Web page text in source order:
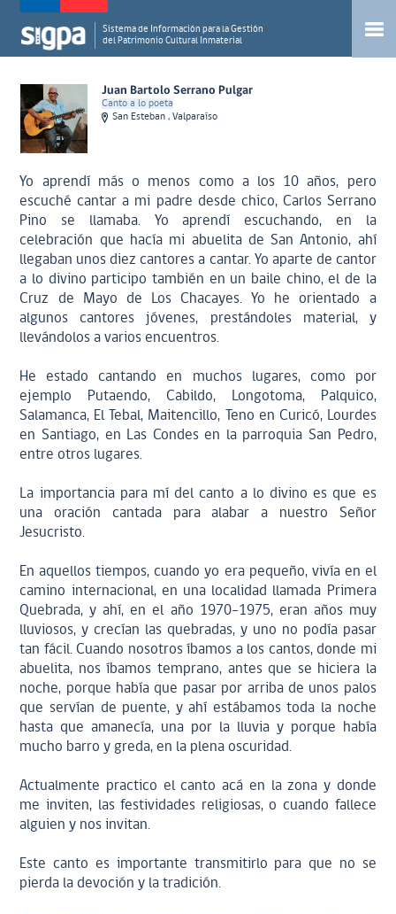
Sistema de Información para la Gestión
del Patrimonio Cultural Inmaterial
Juan Bartolo Serrano Pulgar
Canto a lo poeta
San Esteban , Valparaíso
Yo aprendí más o menos como a los 10 años, pero
escuché cantar a mi padre desde chico, Carlos Serrano
Pino se llamaba. Yo aprendí escuchando, en la
celebración que hacía mi abuelita de San Antonio, ahí
llegaban unos diez cantores a cantar. Yo aparte de cantor
a lo divino participo también en un baile chino, el de la
Cruz de Mayo de Los Chacayes. Yo he orientado a
algunos cantores jóvenes, prestándoles material, y
llevándolos a varios encuentros.
He estado cantando en muchos lugares, como por
ejemplo Putaendo, Cabildo, Longotoma, Palquico,
Salamanca, El Tebal, Maitencillo, Teno en Curicó, Lourdes
en Santiago, en Las Condes en la parroquia San Pedro,
entre otros lugares.
La importancia para mí del canto a lo divino es que es
una oración cantada para alabar a nuestro Señor
Jesucristo.
En aquellos tiempos, cuando yo era pequeño, vivía en el
camino internacional, en una localidad llamada Primera
Quebrada, y ahí, en el año 1970–1975, eran años muy
lluviosos, y crecían las quebradas, y uno no podía pasar
tan fácil. Cuando nosotros íbamos a los cantos, donde mi
abuelita, nos íbamos temprano, antes que se hiciera la
noche, porque había que pasar por arriba de unos palos
que servían de puente, y ahí estábamos toda la noche
hasta que amanecía, una por la lluvia y porque había
mucho barro y greda, en la plena oscuridad.
Actualmente practico el canto acá en la zona y donde
me inviten, las festividades religiosas, o cuando fallece
alguien y nos invitan.
Este canto es importante transmitirlo para que no se
pierda la devoción y la tradición.